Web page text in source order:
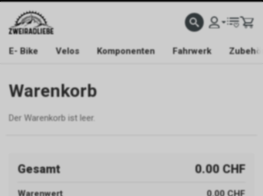
E- Bike Velos Komponenten Fahrwerk
Warenkorb
Der Warenkorb ist leer.
Gesamt 0.00 CHF
Warenwert
0.00 CHF